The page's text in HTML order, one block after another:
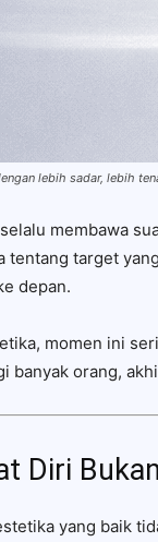
lebih sadar, lebih
membawa
tentang target
depan.
momen ini
banyak orang,
Diri
yang baik